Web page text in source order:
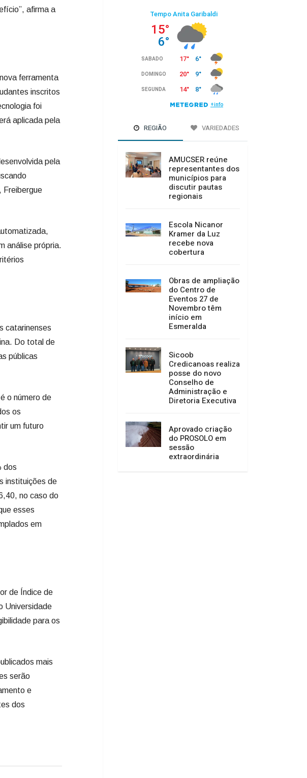
afirma a
ferramenta
inscritos
foi
aplicada pela
pela
Freibergue
análise própria.
catarinenses
Do total de
públicas
o número de
os
um futuro
dos
instituições de
no caso do
esses
em
de Índice de
Universidade
para os
mais
serão
e
dos
REGIÃO VARIEDADES
AMUCSER reúne
representantes dos
municípios para
discutir pautas
regionais
Escola Nicanor
Kramer da Luz
recebe nova
cobertura
Obras de ampliação
do Centro de
Eventos 27 de
Novembro têm
início em
Esmeralda
Sicoob
Credicanoas realiza
posse do novo
Conselho de
Administração e
Diretoria Executiva
Aprovado criação
do PROSOLO em
sessão
extraordinária